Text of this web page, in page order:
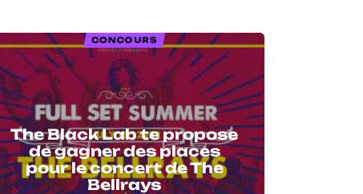
CONCOURS
The Black Lab te propose
de gagner des places
pour le concert de The
Bellrays